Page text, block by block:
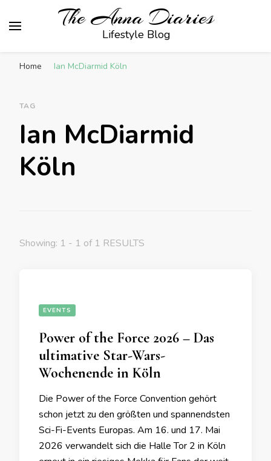
The Anna Diaries
Lifestyle Blog
Home Ian McDiarmid Köln
TAG
Ian McDiarmid
Köln
Showing: 1 - 1 of 1 RESULTS
EVENTS
Power of the Force 2026 – Das
ultimative Star-Wars-
Wochenende in Köln
Die Power of the Force Convention gehört
schon jetzt zu den größten und spannendsten
Sci-Fi-Events Europas. Am 16. und 17. Mai
2026 verwandelt sich die Halle Tor 2 in Köln